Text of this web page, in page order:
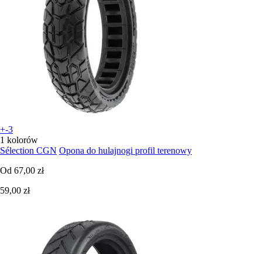
+-3
1 kolorów
Sélection CGN Opona do hulajnogi profil terenowy
Od 67,00 zł
59,00 zł